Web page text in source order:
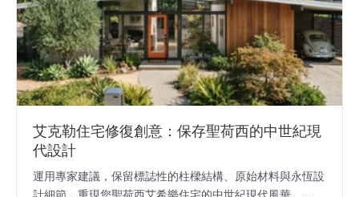
艾克勒住宅修復創意：保存聖荷西的中世紀現
代設計
運用專家建議，保留標誌性的柱樑結構、原始材料與永恆設